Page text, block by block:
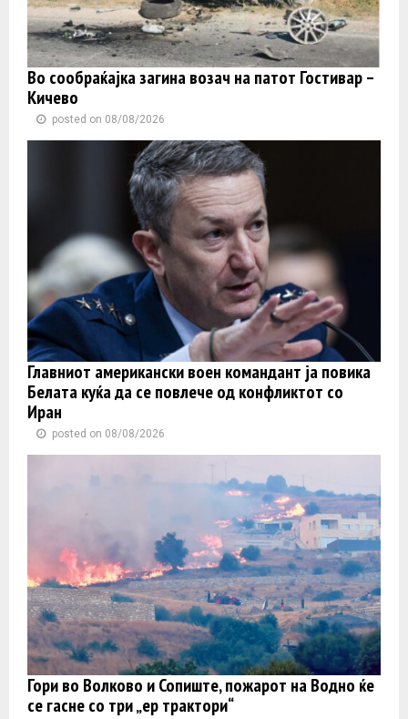
Во сообраќајка загина возач на патот Гостивар –
Кичево
posted on 08/08/2026
Главниот американски воен командант ја повика
Белата куќа да се повлече од конфликтот со
Иран
posted on 08/08/2026
Гори во Волково и Сопиште, пожарот на Водно ќе
се гасне со три „ер трактори“